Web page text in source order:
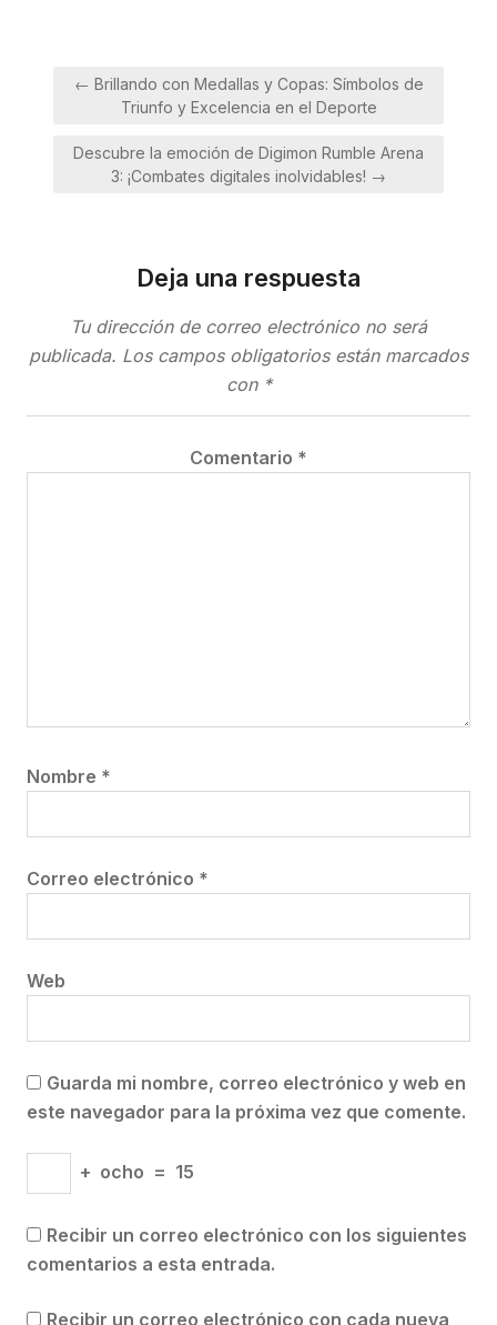
Navegación
← Brillando con Medallas y Copas: Símbolos de
Triunfo y Excelencia en el Deporte
Descubre la emoción de Digimon Rumble Arena
3: ¡Combates digitales inolvidables! →
Deja una respuesta
Tu dirección de correo electrónico no será
publicada. Los campos obligatorios están marcados
con *
Comentario *
Nombre *
Correo electrónico *
Web
Guarda mi nombre, correo electrónico y web en
este navegador para la próxima vez que comente.
+ ocho = 15
Recibir un correo electrónico con los siguientes
comentarios a esta entrada.
Recibir un correo electrónico con cada nueva